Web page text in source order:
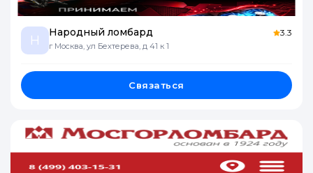
Н
Народный ломбард
г Москва, ул Бехтерева, д 41 к 1
3.3
Связаться